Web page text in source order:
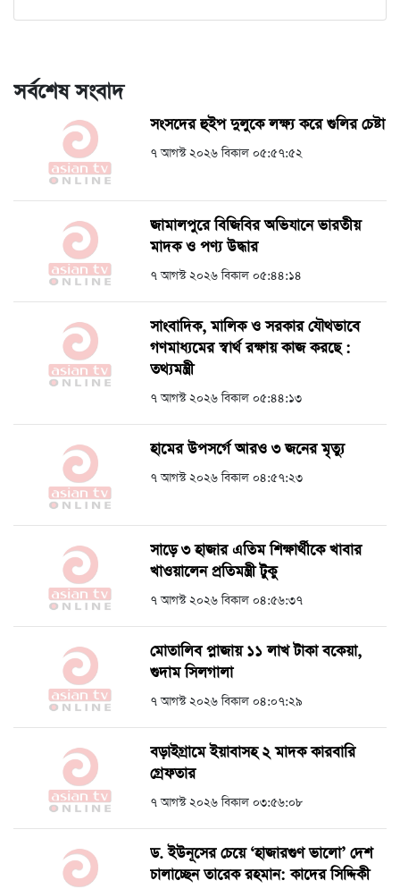
সর্বশেষ সংবাদ
সংসদের হুইপ দুলুকে লক্ষ্য করে গুলির চেষ্টা
৭ আগস্ট ২০২৬ বিকাল ০৫:৫৭:৫২
জামালপুরে বিজিবির অভিযানে ভারতীয়
মাদক ও পণ্য উদ্ধার
৭ আগস্ট ২০২৬ বিকাল ০৫:৪৪:১৪
সাংবাদিক, মালিক ও সরকার যৌথভাবে
গণমাধ্যমের স্বার্থ রক্ষায় কাজ করছে :
তথ্যমন্ত্রী
৭ আগস্ট ২০২৬ বিকাল ০৫:৪৪:১৩
হামের উপসর্গে আরও ৩ জনের মৃত্যু
৭ আগস্ট ২০২৬ বিকাল ০৪:৫৭:২৩
সাড়ে ৩ হাজার এতিম শিক্ষার্থীকে খাবার
খাওয়ালেন প্রতিমন্ত্রী টুকু
৭ আগস্ট ২০২৬ বিকাল ০৪:৫৬:৩৭
মোতালিব প্লাজায় ১১ লাখ টাকা বকেয়া,
গুদাম সিলগালা
৭ আগস্ট ২০২৬ বিকাল ০৪:০৭:২৯
বড়াইগ্রামে ইয়াবাসহ ২ মাদক কারবারি
গ্রেফতার
৭ আগস্ট ২০২৬ বিকাল ০৩:৫৬:০৮
ড. ইউনূসের চেয়ে ‘হাজারগুণ ভালো’ দেশ
চালাচ্ছেন তারেক রহমান: কাদের সিদ্দিকী